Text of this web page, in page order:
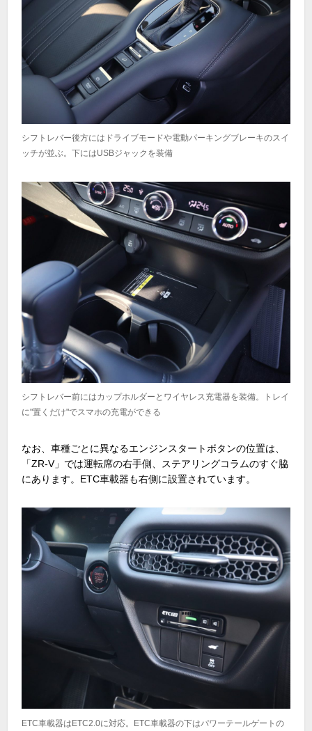
シフトレバー後方にはドライブモードや電動パーキングブレーキのスイ
ッチが並ぶ。下にはUSBジャックを装備
シフトレバー前にはカップホルダーとワイヤレス充電器を装備。トレイ
に"置くだけ"でスマホの充電ができる
なお、車種ごとに異なるエンジンスタートボタンの位置は、
「ZR-V」では運転席の右手側、ステアリングコラムのすぐ脇
にあります。ETC車載器も右側に設置されています。
ETC車載器はETC2.0に対応。ETC車載器の下はパワーテールゲートの